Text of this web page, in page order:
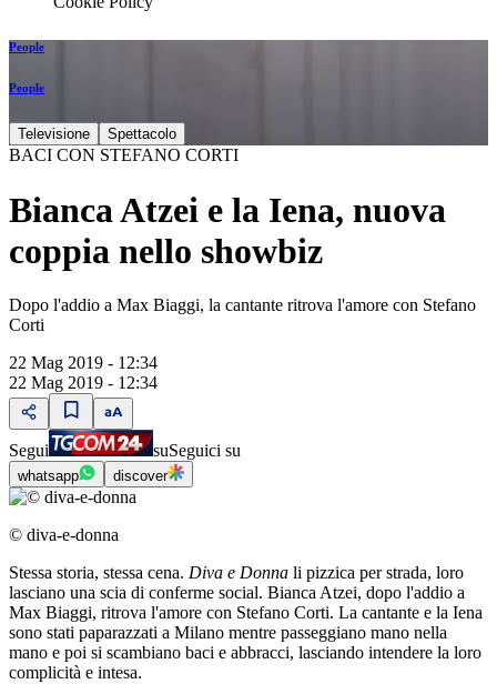
People
People
Televisione Spettacolo
BACI CON STEFANO CORTI
Bianca Atzei e la Iena, nuova
coppia nello showbiz
Dopo l'addio a Max Biaggi, la cantante ritrova l'amore con Stefano
Corti
22 Mag 2019 - 12:34
22 Mag 2019 - 12:34
Segui suSeguici su
whatsapp discover
© diva-e-donna
Stessa storia, stessa cena. Diva e Donna li pizzica per strada, loro
lasciano una scia di conferme social. Bianca Atzei, dopo l'addio a
Max Biaggi, ritrova l'amore con Stefano Corti. La cantante e la Iena
sono stati paparazzati a Milano mentre passeggiano mano nella
mano e poi si scambiano baci e abbracci, lasciando intendere la loro
complicità e intesa.